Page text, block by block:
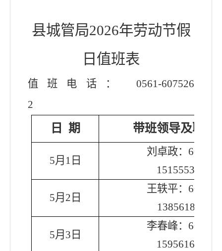
县城管局2026年劳动节假
日值班表
值班电话： 0561-607526
2
日 期 带班领导及联系
5月 1 日
刘卓政：
15155535678
5月 2 日
王轶平：
13856187111
5月 3 日
李春峰：
15956169103